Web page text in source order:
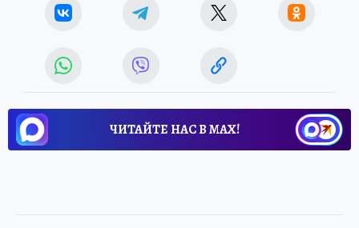
ЧИТАЙТЕ НАС В МАХ!